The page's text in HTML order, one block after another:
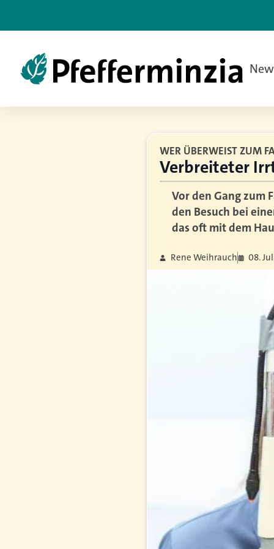
WER ÜBERWEIST ZUM
Verbreiteter
Vor den Gang zum
den Besuch bei
das oft mit dem
Rene Weihrauch 08.